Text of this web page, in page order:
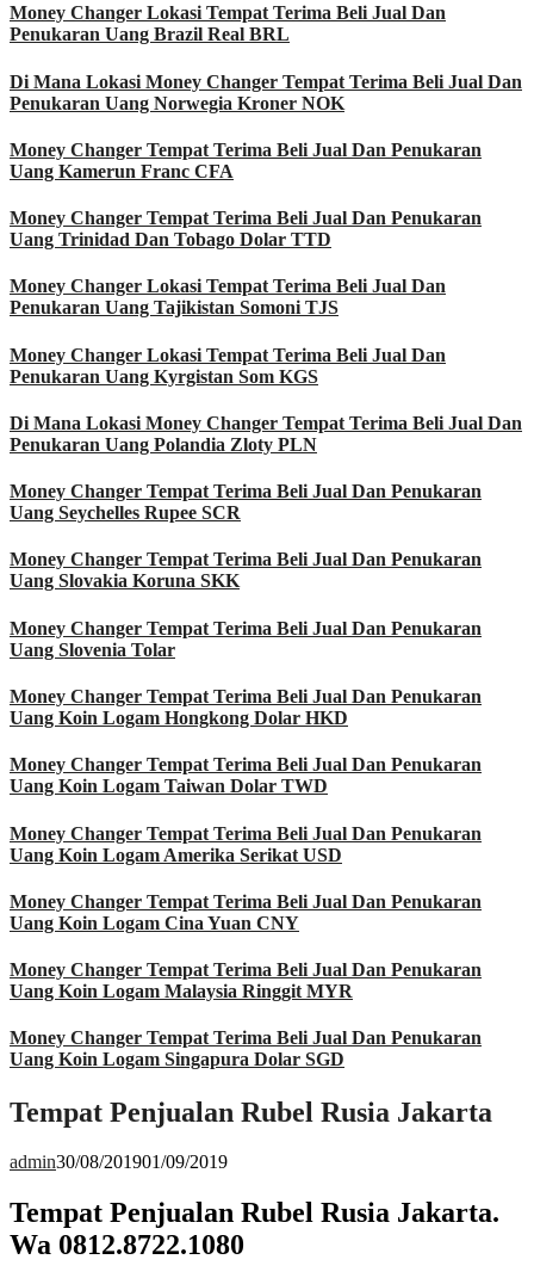
Money Changer Lokasi Tempat Terima Beli Jual Dan
Penukaran Uang Brazil Real BRL
Di Mana Lokasi Money Changer Tempat Terima Beli Jual Dan
Penukaran Uang Norwegia Kroner NOK
Money Changer Tempat Terima Beli Jual Dan Penukaran
Uang Kamerun Franc CFA
Money Changer Tempat Terima Beli Jual Dan Penukaran
Uang Trinidad Dan Tobago Dolar TTD
Money Changer Lokasi Tempat Terima Beli Jual Dan
Penukaran Uang Tajikistan Somoni TJS
Money Changer Lokasi Tempat Terima Beli Jual Dan
Penukaran Uang Kyrgistan Som KGS
Di Mana Lokasi Money Changer Tempat Terima Beli Jual Dan
Penukaran Uang Polandia Zloty PLN
Money Changer Tempat Terima Beli Jual Dan Penukaran
Uang Seychelles Rupee SCR
Money Changer Tempat Terima Beli Jual Dan Penukaran
Uang Slovakia Koruna SKK
Money Changer Tempat Terima Beli Jual Dan Penukaran
Uang Slovenia Tolar
Money Changer Tempat Terima Beli Jual Dan Penukaran
Uang Koin Logam Hongkong Dolar HKD
Money Changer Tempat Terima Beli Jual Dan Penukaran
Uang Koin Logam Taiwan Dolar TWD
Money Changer Tempat Terima Beli Jual Dan Penukaran
Uang Koin Logam Amerika Serikat USD
Money Changer Tempat Terima Beli Jual Dan Penukaran
Uang Koin Logam Cina Yuan CNY
Money Changer Tempat Terima Beli Jual Dan Penukaran
Uang Koin Logam Malaysia Ringgit MYR
Money Changer Tempat Terima Beli Jual Dan Penukaran
Uang Koin Logam Singapura Dolar SGD
Tempat Penjualan Rubel Rusia Jakarta
admin30/08/201901/09/2019
Tempat Penjualan Rubel Rusia Jakarta.
Wa 0812.8722.1080